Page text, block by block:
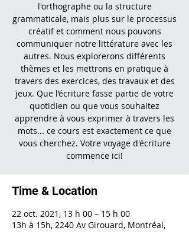
l'orthographe ou la structure
grammaticale, mais plus sur le processus
créatif et comment nous pouvons
communiquer notre littérature avec les
autres. Nous explorerons différents
thèmes et les mettrons en pratique à
travers des exercices, des travaux et des
jeux. Que l’écriture fasse partie de votre
quotidien ou que vous souhaitez
apprendre à vous exprimer à travers les
mots... ce cours est exactement ce que
vous cherchez. Votre voyage d'écriture
commence ici!
Time & Location
22 oct. 2021, 13 h 00 – 15 h 00
13h à 15h, 2240 Av Girouard, Montréal,